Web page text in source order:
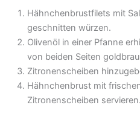
Hähnchenbrustfilets mit
geschnitten würzen.
Olivenöl in einer Pfanne
von beiden Seiten
Zitronenscheiben
Hähnchenbrust mit
Zitronenscheiben servieren.